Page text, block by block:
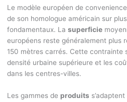
Le modèle européen de
de son homologue américain sur
fondamentaux. La superficie
européens reste généralement plus
150 mètres carrés. Cette contrainte
densité urbaine supérieure et les
dans les centres-villes.
Les gammes de produits